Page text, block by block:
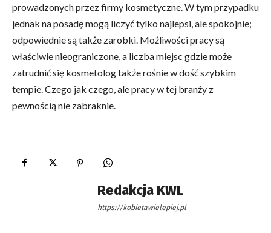
prowadzonych przez firmy kosmetyczne. W tym przypadku
jednak na posadę mogą liczyć tylko najlepsi, ale spokojnie;
odpowiednie są także zarobki. Możliwości pracy są
właściwie nieograniczone, a liczba miejsc gdzie może
zatrudnić się kosmetolog także rośnie w dość szybkim
tempie. Czego jak czego, ale pracy w tej branży z
pewnością nie zabraknie.
Redakcja KWL
https://kobietawielepiej.pl